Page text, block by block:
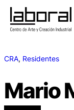
CRA, Residentes
Mario